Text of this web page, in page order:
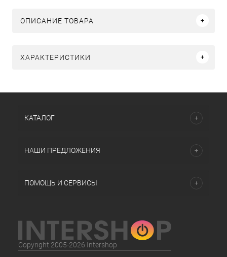
ОПИСАНИЕ ТОВАРА
ХАРАКТЕРИСТИКИ
КАТАЛОГ
НАШИ ПРЕДЛОЖЕНИЯ
ПОМОЩЬ И СЕРВИСЫ
Copyright 2005-2026 Intershop